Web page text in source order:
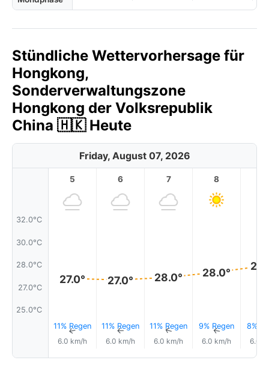
Stündliche Wettervorhersage für
Hongkong,
Sonderverwaltungszone
Hongkong der Volksrepublik
China 🇭🇰 Heute
Friday, August 07, 2026
32.0°C
30.0°C
28.0°C
27.0°C
25.0°C
5
27.0°
11% Regen
↑
6.0 km/h
6
27.0°
11% Regen
↑
6.0 km/h
7
28.0°
11% Regen
↑
6.0 km/h
8
28.0°
9% Regen
↑
6.0 km/h
8%
6.0